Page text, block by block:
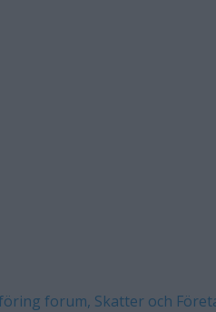
forum, Skatter och